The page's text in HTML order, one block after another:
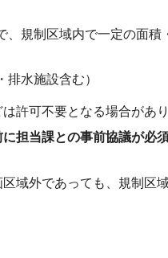
、規制区域内で一定の面積
水施設含む）
許可不要となる場合があ
担当課との事前協議が必
域外であっても、規制区